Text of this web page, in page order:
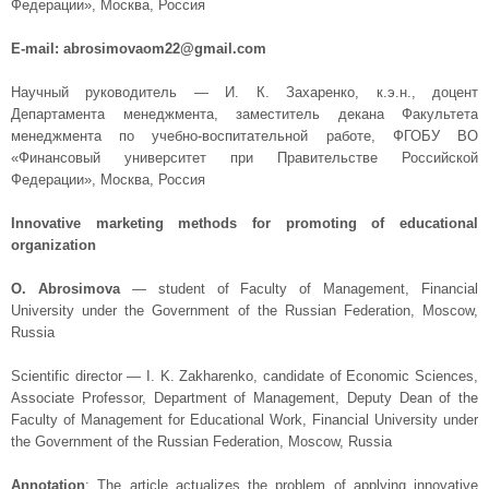
Федерации», Москва, Россия
E-mail: abrosimovaom22@gmail.com
Научный руководитель — И. К. Захаренко, к.э.н., доцент
Департамента менеджмента, заместитель декана Факультета
менеджмента по учебно-воспитательной работе, ФГОБУ ВО
«Финансовый университет при Правительстве Российской
Федерации», Москва, Россия
Innovative marketing methods for promoting of educational
organization
О. Abrosimova— student of Faculty of Management, Financial
University under the Government of the Russian Federation, Moscow,
Russia
Scientific director — I. K. Zakharenko, candidate of Economic Sciences,
Associate Professor, Department of Management, Deputy Dean of the
Faculty of Management for Educational Work, Financial University under
the Government of the Russian Federation, Moscow, Russia
Annotation: The article actualizes the problem of applying innovative